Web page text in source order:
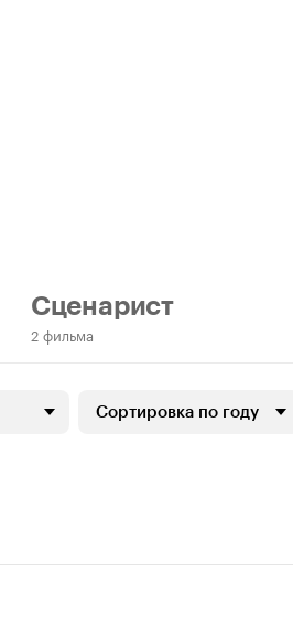
Сценарист
2 фильма
Сортировка по году